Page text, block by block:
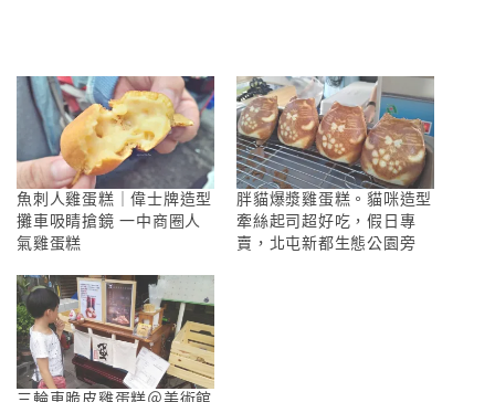
魚刺人雞蛋糕｜偉士牌造型
攤車吸睛搶鏡 一中商圈人
氣雞蛋糕
胖貓爆漿雞蛋糕。貓咪造型
牽絲起司超好吃，假日專
賣，北屯新都生態公園旁